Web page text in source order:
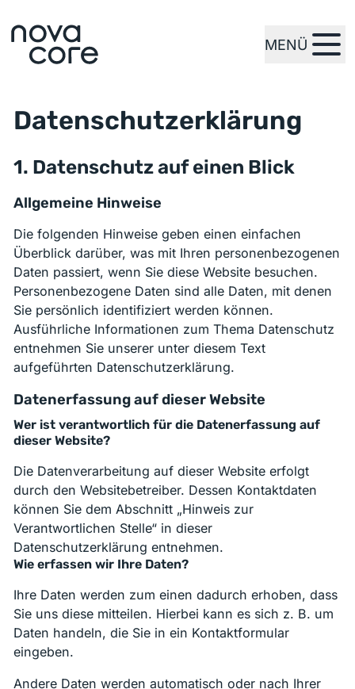
MENÜ
Datenschutz­erklärung
1. Datenschutz auf einen Blick
Allgemeine Hinweise
Die folgenden Hinweise geben einen einfachen
Überblick darüber, was mit Ihren personenbezogenen
Daten passiert, wenn Sie diese Website besuchen.
Personenbezogene Daten sind alle Daten, mit denen
Sie persönlich identifiziert werden können.
Ausführliche Informationen zum Thema Datenschutz
entnehmen Sie unserer unter diesem Text
aufgeführten Datenschutzerklärung.
Datenerfassung auf dieser Website
Wer ist verantwortlich für die Datenerfassung auf
dieser Website?
Die Datenverarbeitung auf dieser Website erfolgt
durch den Websitebetreiber. Dessen Kontaktdaten
können Sie dem Abschnitt „Hinweis zur
Verantwortlichen Stelle“ in dieser
Datenschutzerklärung entnehmen.
Wie erfassen wir Ihre Daten?
Ihre Daten werden zum einen dadurch erhoben, dass
Sie uns diese mitteilen. Hierbei kann es sich z. B. um
Daten handeln, die Sie in ein Kontaktformular
eingeben.
Andere Daten werden automatisch oder nach Ihrer